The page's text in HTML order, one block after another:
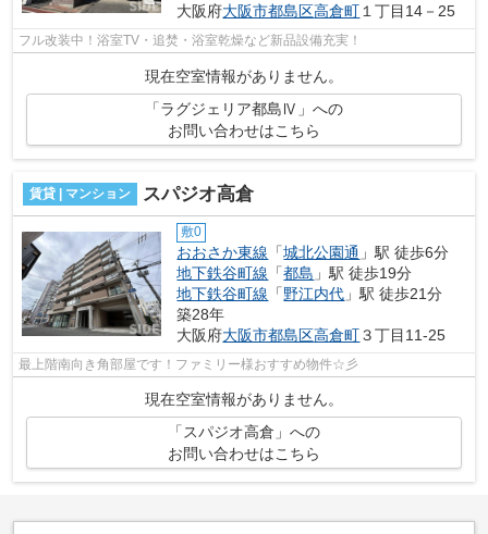
大阪府大阪市都島区高倉町 １丁目14－25
フル改装中！浴室TV・追焚・浴室乾燥など新品設備充実！
現在空室情報がありません。
「ラグジェリア都島Ⅳ」への
お問い合わせはこちら
賃貸 | マンション スパジオ高倉
敷0
おおさか東線 「城北公園通 」駅 徒歩6分
地下鉄谷町線 「都島 」駅 徒歩19分
地下鉄谷町線 「野江内代 」駅 徒歩21分
築28年
大阪府大阪市都島区高倉町３丁目11-25
最上階南向き角部屋です！ファミリー様おすすめ物件☆彡
現在空室情報がありません。
「スパジオ高倉」への
お問い合わせはこちら